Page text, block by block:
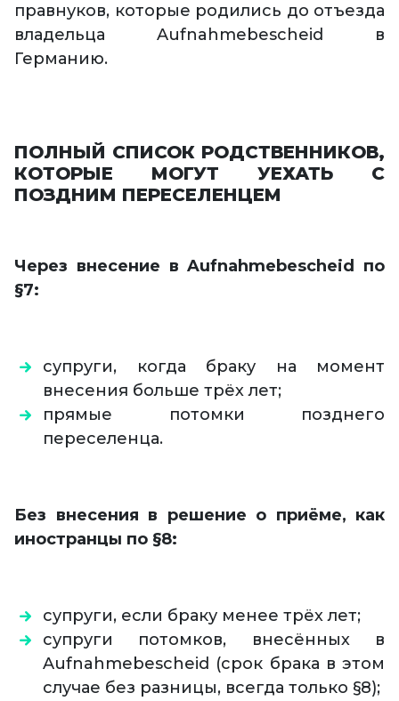
правнуков, которые родились до отъезда
владельца Aufnahmebescheid в
Германию.
ПОЛНЫЙ СПИСОК РОДСТВЕННИКОВ,
КОТОРЫЕ МОГУТ УЕХАТЬ С
ПОЗДНИМ ПЕРЕСЕЛЕНЦЕМ
Через внесение в Aufnahmebescheid по
§7:
супруги, когда браку на момент
внесения больше трёх лет;
прямые потомки позднего
переселенца.
Без внесения в решение о приёме, как
иностранцы по §8:
супруги, если браку менее трёх лет;
супруги потомков, внесённых в
Aufnahmebescheid (срок брака в этом
случае без разницы, всегда только §8);